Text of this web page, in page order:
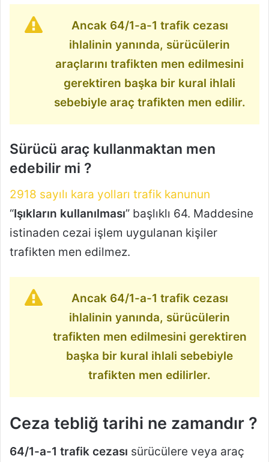
Ancak 64/1-a-1 trafik cezası
ihlalinin yanında, sürücülerin
araçlarını trafikten men edilmesini
gerektiren başka bir kural ihlali
sebebiyle araç trafikten men edilir.
Sürücü araç kullanmaktan men
edebilir mi ?
2918 sayılı kara yolları trafik kanunun
“Işıkların kullanılması” başlıklı 64. Maddesine
istinaden cezai işlem uygulanan kişiler
trafikten men edilmez.
Ancak 64/1-a-1 trafik cezası
ihlalinin yanında, sürücülerin
trafikten men edilmesini gerektiren
başka bir kural ihlali sebebiyle
trafikten men edilirler.
Ceza tebliğ tarihi ne zamandır ?
64/1-a-1 trafik cezası sürücülere veya araç